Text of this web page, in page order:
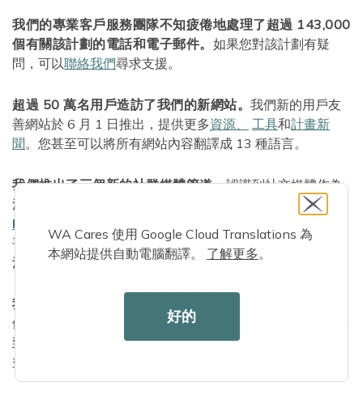
我們的專業客戶服務團隊不知疲倦地處理了超過 143,000
個有關該計劃的電話和電子郵件。 如果您對該計劃有疑
問，可以聯絡我們尋求支援。
超過 50 萬名用戶造訪了我們的新網站。 我們新的用戶友
善網站於 6 月 1 日推出，提供更多資源、 工具和計畫新
聞。您甚至可以將所有網站內容翻譯成 13 種語言。
我們推出了三個新的社群媒體管道。認識到社交媒體作為
溝通和參與工具的力量，我們去年春天在
Facebook
Instagram
平台上關注我們，定期更新重點關注護理故事、即將舉辦的
活動、計劃更新、新資源等！
我們舉辦了 16 場網路研討會，與會者超過 5,400 人。
們的網路研討會重點關注從計劃基礎知識到長期照護規劃再
到雇主報告等主題。您可以觀看過去網路研討會的錄影
並
WA Cares 使用 Google Cloud Translations 為
本網站提供自動電腦翻譯。 了解更多。
好的